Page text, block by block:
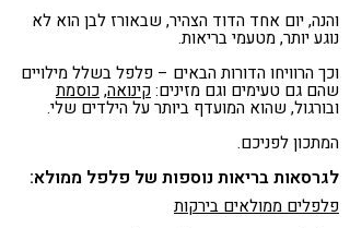
והנה, יום אחד הדוד הצהיר, שבאורז לבן הוא לא
נוגע יותר, מטעמי בריאות.
וכך הרוויחו הדורות הבאים – פלפל בשלל מילויים
שהם גם טעימים וגם מזינים: קינואה,כוסמת
ובורגול, שהוא המועדף ביותר על הילדים שלי.
המתכון לפניכם.
לגרסאות בריאות נוספות של פלפל ממולא:
פלפלים ממולאים בירקות